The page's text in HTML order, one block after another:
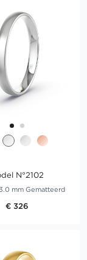
N°2102
mm Gematteerd
€ 326